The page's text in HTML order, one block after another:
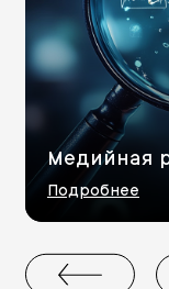
Медийная
Подробнее